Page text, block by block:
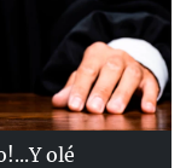
olé